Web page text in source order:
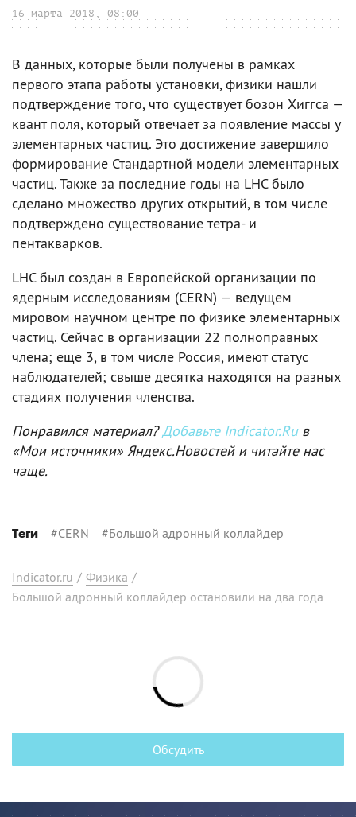
16 марта 2018, 08:00
В данных, которые были получены в рамках
первого этапа работы установки, физики нашли
подтверждение того, что существует бозон Хиггса —
квант поля, который отвечает за появление массы у
элементарных частиц. Это достижение завершило
формирование Стандартной модели элементарных
частиц. Также за последние годы на LHC было
сделано множество других открытий, в том числе
подтверждено существование тетра- и
пентакварков.
LHC был создан в Европейской организации по
ядерным исследованиям (CERN) — ведущем
мировом научном центре по физике элементарных
частиц. Сейчас в организации 22 полноправных
члена; еще 3, в том числе Россия, имеют статус
наблюдателей; свыше десятка находятся на разных
стадиях получения членства.
Понравился материал?Добавьте Indicator.Ruв
«Мои источники» Яндекс.Новостей и читайте нас
чаще.
Теги #CERN #Большой адронный коллайдер
Indicator.ru / Физика /
Большой адронный коллайдер остановили на два года
Обсудить